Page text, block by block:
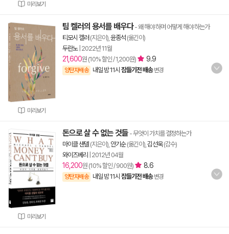
미리보기
미리보기
팀 켈러의 용서를 배우다- 왜 해야 하며 어떻게 해야 하는가
티모시 켈러 (지은이), 윤종석 (옮긴이)
두란노| 2022년 11월
21,600원 (10% 할인 / 1,200원) 9.9
양탄자배송 내일 밤 11시 잠들기전 배송 변경
미리보기
돈으로 살 수 없는 것들 - 무엇이 가치를 결정하는가
마이클 샌델 (지은이), 안기순(옮긴이), 김선욱(감수)
와이즈베리
2012년 04월
16,200원 (10% 할인 / 900원) 8.6
양탄자배송 내일 밤 11시 잠들기전 배송 변경